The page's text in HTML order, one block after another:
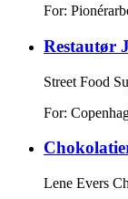
For:
Restautør
Street Food
For:
Lene Evers